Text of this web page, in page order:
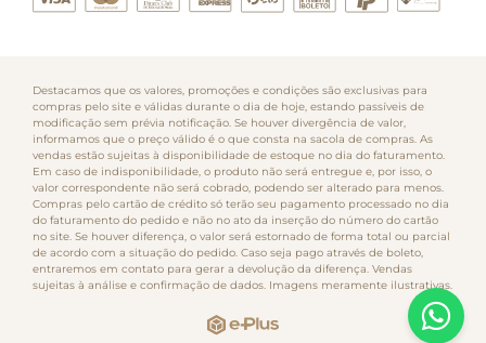
Destacamos que os valores, promoções e condições são exclusivas para
compras pelo site e válidas durante o dia de hoje, estando passíveis de
modificação sem prévia notificação. Se houver divergência de valor,
informamos que o preço válido é o que consta na sacola de compras. As
vendas estão sujeitas à disponibilidade de estoque no dia do faturamento.
Em caso de indisponibilidade, o produto não será entregue e, por isso, o
valor correspondente não será cobrado, podendo ser alterado para menos.
Compras pelo cartão de crédito só terão seu pagamento processado no dia
do faturamento do pedido e não no ato da inserção do número do cartão
no site. Se houver diferença, o valor será estornado de forma total ou parcial
de acordo com a situação do pedido. Caso seja pago através de boleto,
entraremos em contato para gerar a devolução da diferença. Vendas
sujeitas à análise e confirmação de dados. Imagens meramente ilustrativas.